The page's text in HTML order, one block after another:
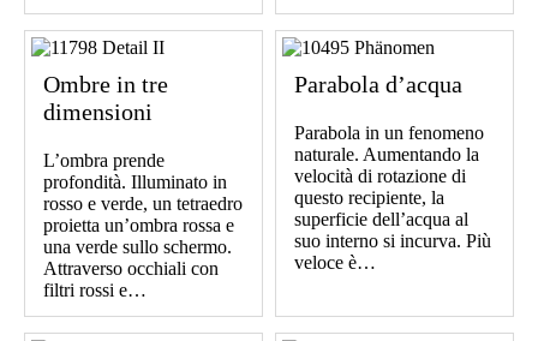
Ombre in tre
dimensioni
L’ombra prende
profondità. Illuminato in
rosso e verde, un tetraedro
proietta un’ombra rossa e
una verde sullo schermo.
Attraverso occhiali con
filtri rossi e…
Parabola d’acqua
Parabola in un fenomeno
naturale. Aumentando la
velocità di rotazione di
questo recipiente, la
superficie dell’acqua al
suo interno si incurva. Più
veloce è…